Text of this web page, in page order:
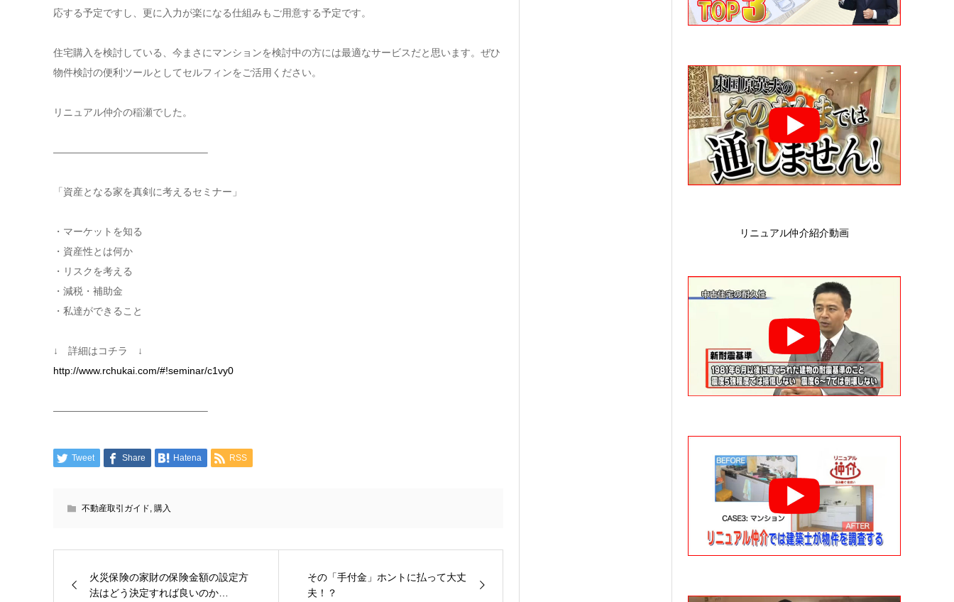
応する予定ですし、更に入力が楽になる仕組みもご用意する予定です。
住宅購入を検討している、今まさにマンションを検討中の方には最適なサービスだと思います。ぜひ
物件検討の便利ツールとしてセルフィンをご活用ください。
リニュアル仲介の稲瀬でした。
———————————————–
「資産となる家を真剣に考えるセミナー」
・マーケットを知る
・資産性とは何か
・リスクを考える
・減税・補助金
・私達ができること
↓ 詳細はコチラ ↓
http://www.rchukai.com/#!seminar/c1vy0
———————————————–
Tweet Share Hatena RSS
不動産取引ガイド, 購入
火災保険の家財の保険金額の設定方
法はどう決定すれば良いのか…
その「手付金」ホントに払って大丈
夫！？
リニュアル仲介紹介動画